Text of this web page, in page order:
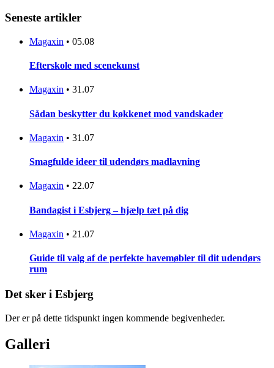
Seneste artikler
Magaxin • 05.08
Efterskole med scenekunst
Magaxin • 31.07
Sådan beskytter du køkkenet mod vandskader
Magaxin • 31.07
Smagfulde ideer til udendørs madlavning
Magaxin • 22.07
Bandagist i Esbjerg – hjælp tæt på dig
Magaxin • 21.07
Guide til valg af de perfekte havemøbler til dit udendørs
rum
Det sker i Esbjerg
Der er på dette tidspunkt ingen kommende begivenheder.
Galleri